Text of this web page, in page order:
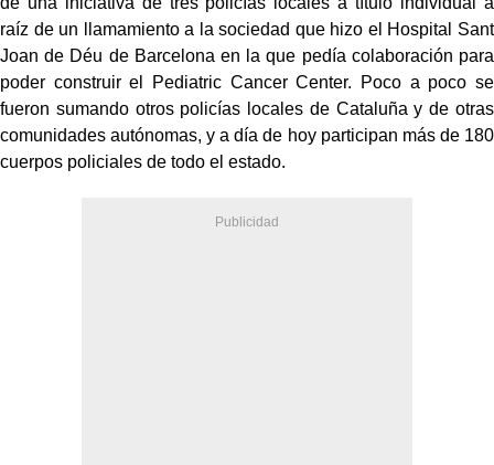
raíz de un llamamiento a la sociedad que hizo el Hospital Sant
Joan de Déu de Barcelona en la que pedía colaboración para
poder construir el Pediatric Cancer Center. Poco a poco se
fueron sumando otros policías locales de Cataluña y de otras
comunidades autónomas, y a día de hoy participan más de 180
cuerpos policiales de todo el estado.